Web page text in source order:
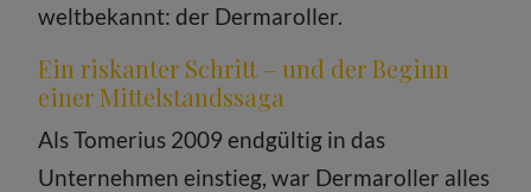
weltbekannt: der Dermaroller.
Ein riskanter Schritt – und der Beginn
einer Mittelstandssaga
Als Tomerius 2009 endgültig in das
Unternehmen einstieg, war Dermaroller alles